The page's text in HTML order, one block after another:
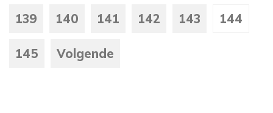
139 140 141 142 143 144
145 Volgende